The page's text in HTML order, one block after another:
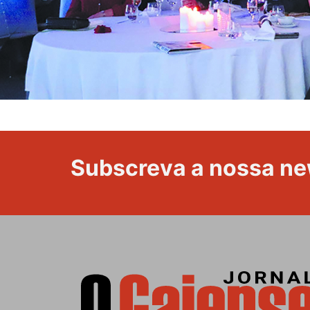
Subscreva a nossa